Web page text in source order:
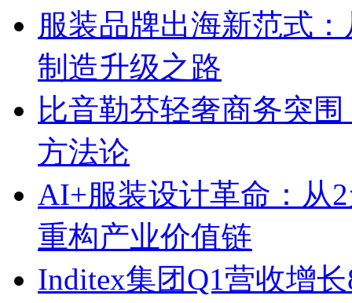
服装品牌出海新范式
制造升级之路
比音勒芬轻奢商务突
方法论
AI+服装设计革命：从
重构产业价值链
Inditex集团Q1营收增